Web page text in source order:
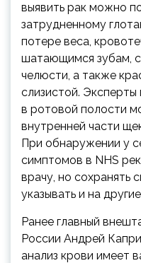
выявить рак можно
затрудненному
потере веса,
шатающимся зубам,
челюсти, а также
слизистой.
в ротовой полости
внутренней части
При обнаружении у
симптомов в NHS
врачу, но сохранять
указывать и на
Ранее главный
России Андрей
анализ крови имеет